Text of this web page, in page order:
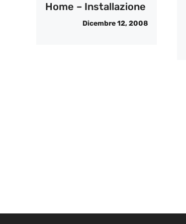
Home – Installazione
Dicembre 12, 2008